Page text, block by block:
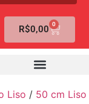
R$0,00 0
Liso / 50 cm Liso